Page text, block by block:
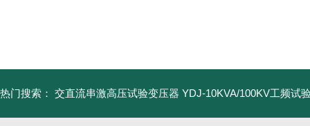
热门搜索： 交直流串激高压试验变压器 YDJ-10KVA/100KV工频试